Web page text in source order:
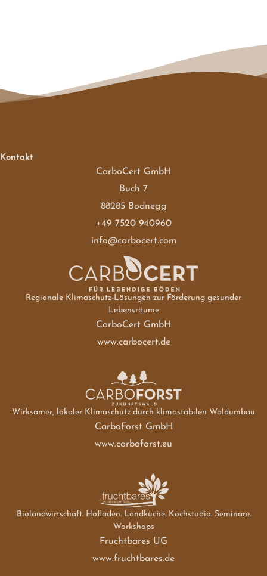
Kontakt
CarboCert GmbH
Buch 7
88285 Bodnegg
+49 7520 940960
info@carbocert.com
Regionale Klimaschutz-Lösungen zur Förderung gesunder
Lebensräume
CarboCert GmbH
www.carbocert.de
Wirksamer, lokaler Klimaschutz durch klimastabilen Waldumbau
CarboForst GmbH
www.carboforst.eu
Biolandwirtschaft. Hofladen. Landküche. Kochstudio. Seminare.
Workshops
Fruchtbares UG
www.fruchtbares.de